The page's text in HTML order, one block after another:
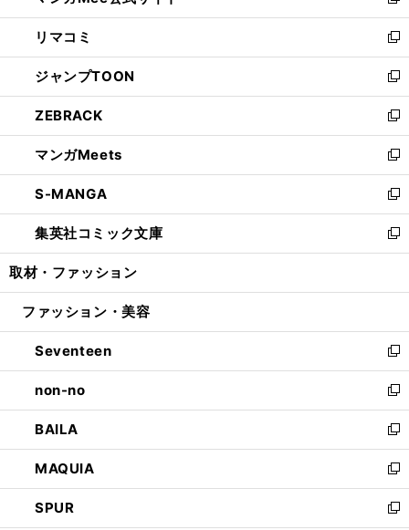
ウ
で
開
く
ン
ド
ウ
で
開
く
ウ
ィ
ン
ド
ウ
で
開
く
し
い
ウ
ィ
ン
ド
ウ
で
開
く
リマコミ
新
し
い
ウ
ィ
ン
ド
ウ
で
開
く
ジャンプTOON
新
し
い
ウ
ィ
ン
ド
ウ
で
開
ZEBRACK
新
し
い
ウ
ィ
ン
ド
ウ
開
マンガMeets
新
し
い
ウ
ィ
ン
ウ
開
く
S-MANGA
新
し
い
ウ
ン
ウ
で
開
く
集英社コミック文庫
新
し
ウ
ン
ド
ウ
で
開
く
取材・ファッション
ファッション・美容
Seventeen
新
し
い
ウ
ィ
ン
ド
ウ
で
non-no
新
し
い
ウ
ィ
ン
ド
BAILA
新
し
い
ウ
ィ
MAQUIA
新
し
い
SPUR
新